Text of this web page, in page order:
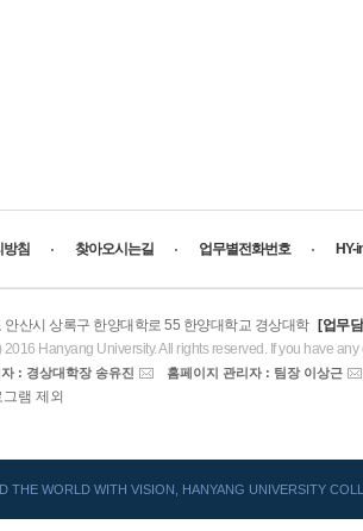
방침 찾아오시는길 업무별전화번호 HY-
안산시 상록구 한양대학로 55 한양대학교 경상대학 [업무
Hanyang University. All rights reserved. If you have any
: 경상대학장 송유진 홈페이지 관리자 : 팀장 이상근
램 제외
THE WORLD WITH VISION, HANYANG UNIVERSITY